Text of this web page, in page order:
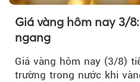
Giá vàng hôm nay 3/
ngang
Giá vàng hôm nay (3/8)
trường trong nước khi